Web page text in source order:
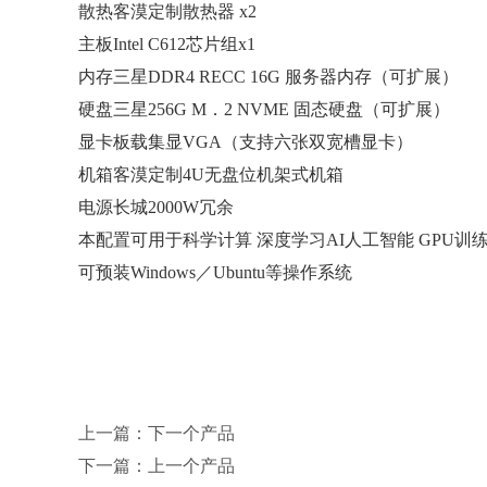
散热客漠定制散热器 x2
主板Intel C612芯片组x1
内存三星DDR4 RECC 16G 服务器内存（可扩展）
硬盘三星256G M．2 NVME 固态硬盘（可扩展）
显卡板载集显VGA（支持六张双宽槽显卡）
机箱客漠定制4U无盘位机架式机箱
电源长城2000W冗余
本配置可用于科学计算 深度学习AI人工智能 GPU训练
可预装Windows／Ubuntu等操作系统
上一篇： 下一个产品
下一篇：
上一个产品